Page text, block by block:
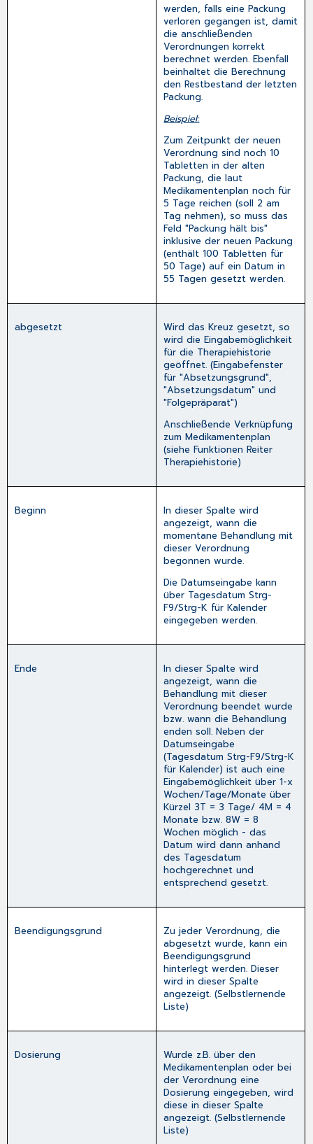
werden, falls eine Packung
verloren gegangen ist, damit
die anschließenden
Verordnungen korrekt
berechnet werden. Ebenfall
beinhaltet die Berechnung
den Restbestand der letzten
Packung.
Beispiel:
Zum Zeitpunkt der neuen
Verordnung sind noch 10
Tabletten in der alten
Packung, die laut
Medikamentenplan noch für
5 Tage reichen (soll 2 am
Tag nehmen), so muss das
Feld "Packung hält bis"
inklusive der neuen Packung
(enthält 100 Tabletten für
50 Tage) auf ein Datum in
55 Tagen gesetzt werden.
abgesetzt
Wird das Kreuz gesetzt, so
wird die Eingabemöglichkeit
für die Therapiehistorie
geöffnet. (Eingabefenster
für "Absetzungsgrund",
"Absetzungsdatum" und
"Folgepräparat")
Anschließende Verknüpfung
zum Medikamentenplan
(siehe Funktionen Reiter
Therapiehistorie)
Beginn
In dieser Spalte wird
angezeigt, wann die
momentane Behandlung mit
dieser Verordnung
begonnen wurde.
Die Datumseingabe kann
über TagesdatumStrg-
F9/Strg-K für Kalender
eingegeben werden.
Ende
In dieser Spalte wird
angezeigt, wann die
Behandlung mit dieser
Verordnung beendet wurde
bzw. wann die Behandlung
enden soll. Neben der
Datumseingabe
(TagesdatumStrg-F9/Strg-K
für Kalender) ist auch eine
Eingabemöglichkeit über 1-x
Wochen/Tage/Monate über
Kürzel 3T = 3 Tage/ 4M = 4
Monate bzw. 8W = 8
Wochen möglich - das
Datum wird dann anhand
des Tagesdatum
hochgerechnet und
entsprechend gesetzt.
Beendigungsgrund
Zu jeder Verordnung, die
abgesetzt wurde, kann ein
Beendigungsgrund
hinterlegt werden. Dieser
wird in dieser Spalte
angezeigt. (Selbstlernende
Liste)
Dosierung
Wurde z.B. über den
Medikamentenplan oder bei
der Verordnung eine
Dosierung eingegeben, wird
diese in dieser Spalte
angezeigt. (Selbstlernende
Liste)